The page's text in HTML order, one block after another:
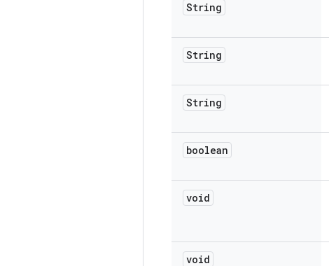
String
String
String
boolean
void
void